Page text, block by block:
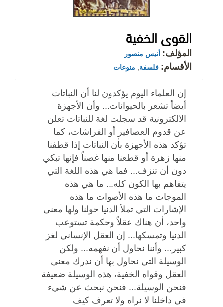
القوى الخفية
المؤلف: أنيس منصور
الأقسام: فلسفة منوعات
إن العلماء اليوم يؤكدون لنا أن النباتات
أيضاً تشعر بالحيوانات... وأن الأجهزة
الالكترونية قد سجلت لغة للنباتات تعلن
عن قدوم العصافير أو الفراشات، كما
تؤكد هذه الأجهزة بأن النباتات إذا قطفنا
منها زهرة أو قطعنا منها غصناً فإنها تبكي
دون أن تنزف... فما هي هذه اللغة التي
يتفاهم بها الكون كله... ما هي هذه
الموجات ما هذه الأصوات ما هذه
الإشارات التي تملأ الدنيا حولنا ولها معنى
واحد، أن هناك عقلاً وحكمة تستوعب
الدنيا وتمسكها... إن العقل الإنساني لغز
كبير... وأننا نحاول أن نفهمه... ولكن
الوسيلة التي نحاول بها أن ندرك معنى
العقل وقواه الخفية، هذه الوسيلة ضعيفة
فنحن الوسيلة... فنحن نبحث عن شيء
في داخلنا لا نراه ولا تعرف كيف